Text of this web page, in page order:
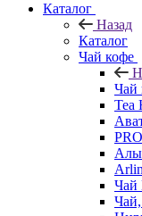
Каталог
Назад
Каталог
Чай кофе
Чай
Tea
Чай